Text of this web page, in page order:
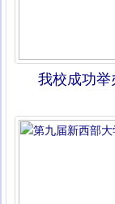
我校成功举